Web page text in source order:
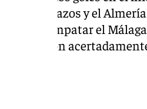
dos golazos y el
de empatar el
le anularon